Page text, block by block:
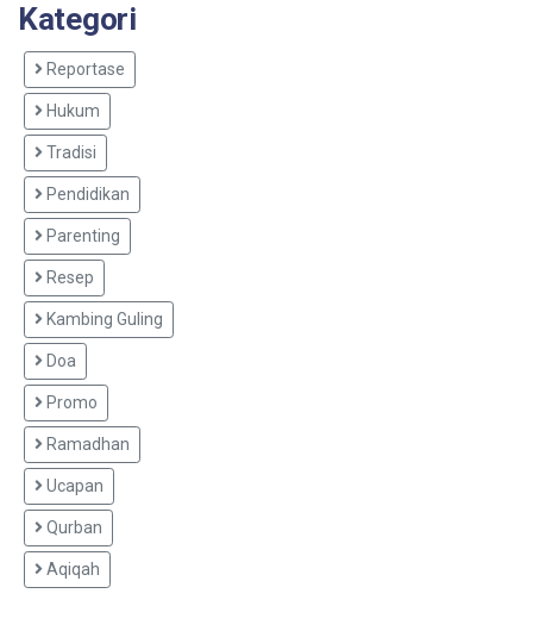
Kategori
Reportase
Hukum
Tradisi
Pendidikan
Parenting
Resep
Kambing Guling
Doa
Promo
Ramadhan
Ucapan
Qurban
Aqiqah